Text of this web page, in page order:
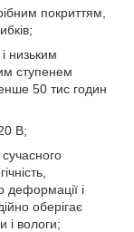
покриттям,
низьким
ступенем
50 тис годин
В;
деформації і
оберігає
і вологи;